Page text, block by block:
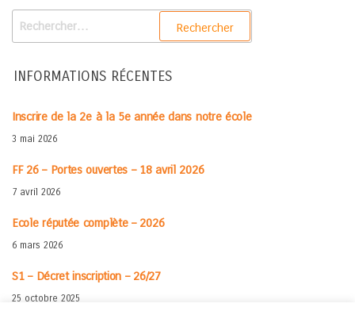
INFORMATIONS RÉCENTES
Inscrire de la 2e à la 5e année dans notre école
3 mai 2026
FF 26 – Portes ouvertes – 18 avril 2026
7 avril 2026
Ecole réputée complète – 2026
6 mars 2026
S1 – Décret inscription – 26/27
25 octobre 2025